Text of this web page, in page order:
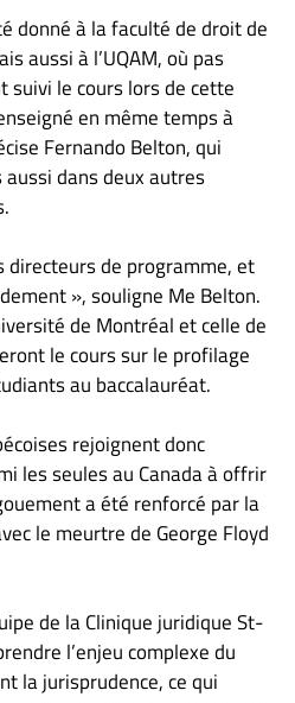
donné à la faculté de droit de
aussi à l’UQAM, où pas
le cours lors de cette
en même temps à
Fernando Belton, qui
dans deux autres
directeurs de programme, et
», souligne Me Belton.
de Montréal et celle de
le cours sur le profilage
au baccalauréat.
rejoignent donc
les seules au Canada à offrir
a été renforcé par la
le meurtre de George Floyd
de la Clinique juridique St-
l’enjeu complexe du
la jurisprudence, ce qui